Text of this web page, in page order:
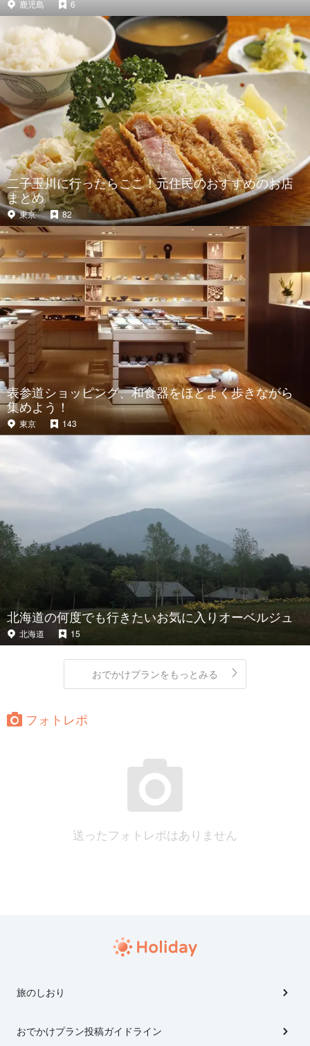
鹿児島 6
二子玉川に行ったらここ！元住民のおすすめのお店
まとめ
東京 82
表参道ショッピング、和食器をほどよく歩きながら
集めよう！
東京 143
北海道の何度でも行きたいお気に入りオーベルジュ
北海道 15
おでかけプランをもっとみる
フォトレポ
送ったフォトレポはありません
旅のしおり
おでかけプラン投稿ガイドライン